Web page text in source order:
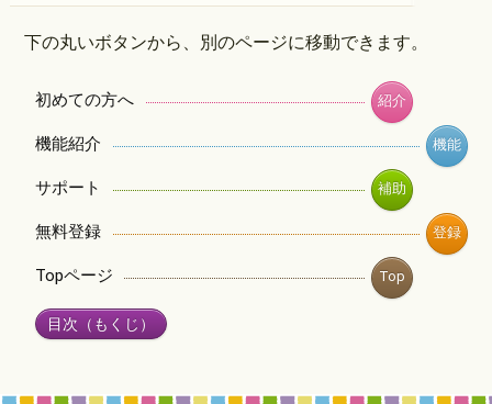
下の丸いボタンから、別のページに移動できます。
初めての方へ 紹介
機能紹介 機能
サポート 補助
無料登録 登録
Topページ Top
目次（もくじ）